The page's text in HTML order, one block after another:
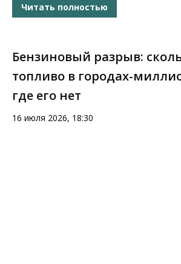
Читать полностью
Бензиновый разрыв:
топливо в городах-
где его нет
16 июля 2026, 18:30